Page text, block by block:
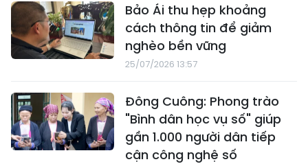
Bảo Ái thu hẹp khoảng
cách thông tin để giảm
nghèo bền vững
25/07/2026 13:57
Đông Cuông: Phong trào
"Bình dân học vụ số" giúp
gần 1.000 người dân tiếp
cận công nghệ số